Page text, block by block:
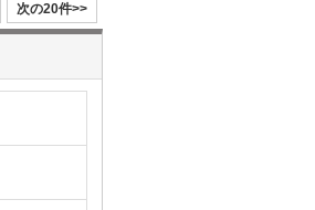
次の20件>>